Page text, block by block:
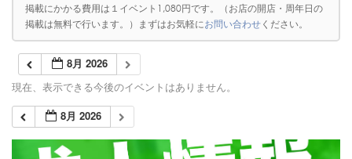
掲載にかかる費用は１イベント1,080円です。（お店の開店・周年日の
掲載は無料で行います。）まずはお気軽にお問い合わせください。
8月 2026
現在、表示できる今後のイベントはありません。
8月 2026